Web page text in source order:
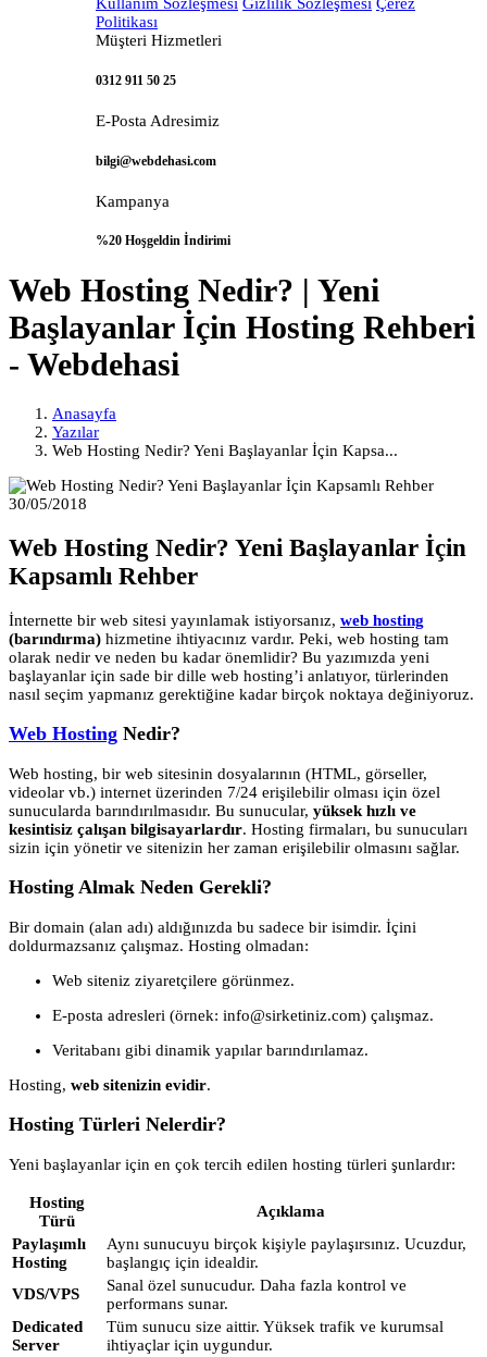
Kullanım Sözleşmesi Gizlilik Sözleşmesi Çerez
Politikası
Müşteri Hizmetleri
0312 911 50 25
E-Posta Adresimiz
bilgi@webdehasi.com
Kampanya
%20 Hoşgeldin İndirimi
Web Hosting Nedir? | Yeni
Başlayanlar İçin Hosting Rehberi
- Webdehasi
Anasayfa
Yazılar
Web Hosting Nedir? Yeni Başlayanlar İçin Kapsa...
30/05/2018
Web Hosting Nedir? Yeni Başlayanlar İçin
Kapsamlı Rehber
İnternette bir web sitesi yayınlamak istiyorsanız, web hosting
(barındırma) hizmetine ihtiyacınız vardır. Peki, web hosting tam
olarak nedir ve neden bu kadar önemlidir? Bu yazımızda yeni
başlayanlar için sade bir dille web hosting’i anlatıyor, türlerinden
nasıl seçim yapmanız gerektiğine kadar birçok noktaya değiniyoruz.
Web Hosting Nedir?
Web hosting, bir web sitesinin dosyalarının (HTML, görseller,
videolar vb.) internet üzerinden 7/24 erişilebilir olması için özel
sunucularda barındırılmasıdır. Bu sunucular, yüksek hızlı ve
kesintisiz çalışan bilgisayarlardır. Hosting firmaları, bu sunucuları
sizin için yönetir ve sitenizin her zaman erişilebilir olmasını sağlar.
Hosting Almak Neden Gerekli?
Bir domain (alan adı) aldığınızda bu sadece bir isimdir. İçini
doldurmazsanız çalışmaz. Hosting olmadan:
Web siteniz ziyaretçilere görünmez.
E-posta adresleri (örnek: info@sirketiniz.com) çalışmaz.
Veritabanı gibi dinamik yapılar barındırılamaz.
Hosting, web sitenizin evidir.
Hosting Türleri Nelerdir?
Yeni başlayanlar için en çok tercih edilen hosting türleri şunlardır:
Hosting
Türü
Açıklama
Paylaşımlı
Hosting
Aynı sunucuyu birçok kişiyle paylaşırsınız. Ucuzdur,
başlangıç için idealdir.
VDS/VPS
Sanal özel sunucudur. Daha fazla kontrol ve
performans sunar.
Dedicated
Server
Tüm sunucu size aittir. Yüksek trafik ve kurumsal
ihtiyaçlar için uygundur.